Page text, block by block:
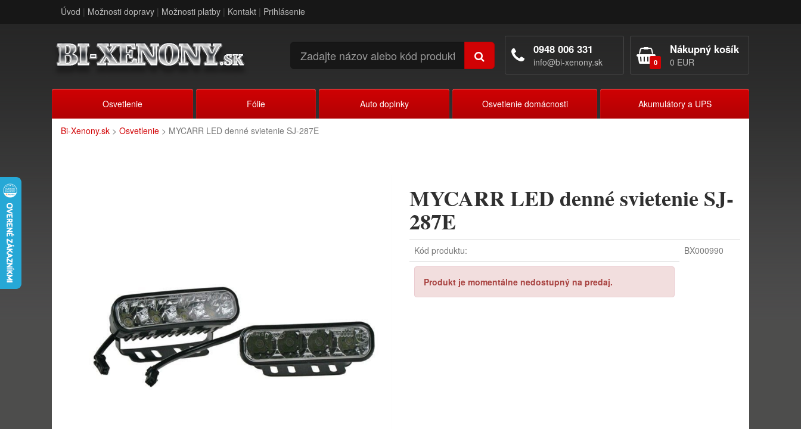
Úvod | Možnosti dopravy | Možnosti platby | Kontakt | Prihlásenie
0
Nákupný košík
0 EUR
0948 006 331
info@bi-xenony.sk
Osvetlenie Fólie Auto doplnky Osvetlenie domácnosti Akumulátory a UPS
Bi-Xenony.sk > Osvetlenie > MYCARR LED denné svietenie SJ-287E
MYCARR LED denné svietenie SJ-
287E
Kód produktu: BX000990
Produkt je momentálne nedostupný na predaj.